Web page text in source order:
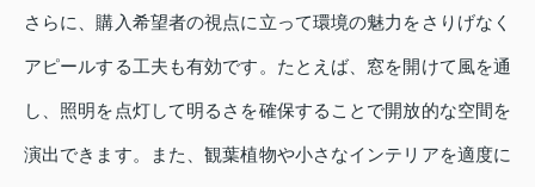
さらに、購入希望者の視点に立って環境の魅力をさりげなく
アピールする工夫も有効です。たとえば、窓を開けて風を通
し、照明を点灯して明るさを確保することで開放的な空間を
演出できます。また、観葉植物や小さなインテリアを適度に